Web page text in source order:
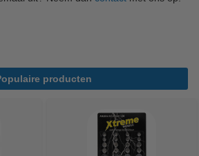
producten